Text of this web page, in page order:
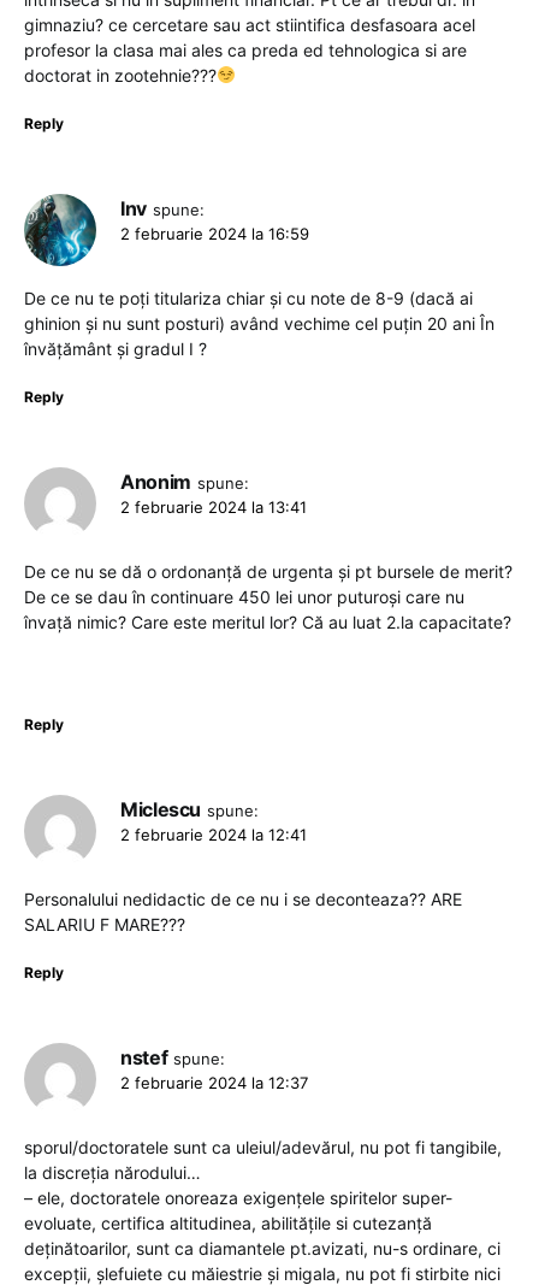
gimnaziu? ce cercetare sau act stiintifica desfasoara acel
profesor la clasa mai ales ca preda ed tehnologica si are
doctorat in zootehnie???
Reply
Inv spune:
2 februarie 2024 la 16:59
De ce nu te poți titulariza chiar și cu note de 8-9 (dacă ai
ghinion și nu sunt posturi) având vechime cel puțin 20 ani În
învățământ și gradul I ?
Reply
Anonim spune:
2 februarie 2024 la 13:41
De ce nu se dă o ordonanță de urgenta și pt bursele de merit?
De ce se dau în continuare 450 lei unor puturoși care nu
învață nimic? Care este meritul lor? Că au luat 2.la capacitate?
Reply
Miclescu spune:
2 februarie 2024 la 12:41
Personalului nedidactic de ce nu i se deconteaza?? ARE
SALARIU F MARE???
Reply
nstef spune:
2 februarie 2024 la 12:37
sporul/doctoratele sunt ca uleiul/adevărul, nu pot fi tangibile,
la discreția nărodului…
– ele, doctoratele onoreaza exigențele spiritelor super-
evoluate, certifica altitudinea, abilitățile si cutezanță
deținătoarilor, sunt ca diamantele pt.avizati, nu-s ordinare, ci
excepții, șlefuiete cu măiestrie și migala, nu pot fi stirbite nici